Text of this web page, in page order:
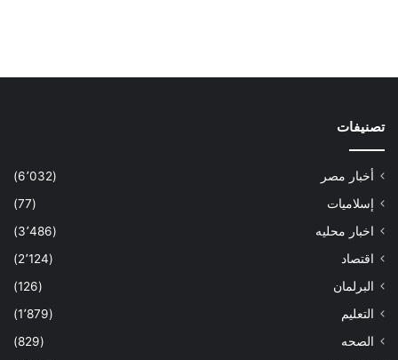
تصنيفات
أخبار مصر
(6٬032)
إسلاميات
(77)
اخبار محليه
(3٬486)
اقتصاد
(2٬124)
البرلمان
(126)
التعليم
(1٬879)
الصحه
(829)